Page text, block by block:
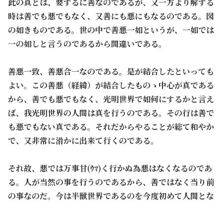
時は善でも悪でもなく、又善にも悪にもなるのである。図
の如きものである。世の中で善悪一如というが、一如では
一の如しと言うのであるから間違いである。
善悪一致、善悪合一なのである。是が結合したといっても
よい。この善悪（経緯）が結合したものゝ中心が真である
から、善でも悪でもなく、光明世界で如何にするかと言え
ば、我光明世界の人間は真を行うのである。その行は善で
も悪でもない真である。それだからやることが総て和やか
で、又非常に滑かに出来て行くのである。
それ故、悪では万事甘(ｳﾏ)く行かぬ為悪はなくなるのであ
る。人が当然の事を行うのであるから、善ではなく当り前
の事なのだ。今は半獣世界であるのを今度初めて人間とな